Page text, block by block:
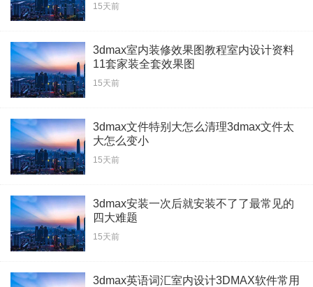
15天前
3dmax室内装修效果图教程室内设计资料
11套家装全套效果图
15天前
3dmax文件特别大怎么清理3dmax文件太
大怎么变小
15天前
3dmax安装一次后就安装不了了最常见的
四大难题
15天前
3dmax英语词汇室内设计3DMAX软件常用